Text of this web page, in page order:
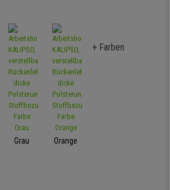
Grau Orange
+ Farben